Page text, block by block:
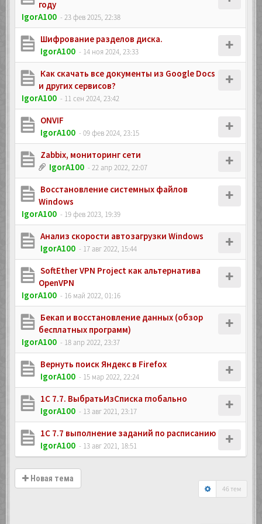
году
IgorA100 - 23 фев 2025, 22:38
Шифрование разделов диска.
IgorA100 - 14 ноя 2024, 23:33
Как скачать все документы из Google Docs
и других сервисов?
IgorA100 - 11 сен 2024, 23:42
ONVIF
IgorA100 - 09 фев 2024, 23:15
Zabbix, мониторинг сети
IgorA100 - 22 апр 2022, 22:07
Восстановление системных файлов
Windows
IgorA100 - 19 фев 2023, 19:39
Анализ скорости автозагрузки Windows
IgorA100 - 17 авг 2022, 15:44
SoftEther VPN Project как альтернатива
OpenVPN
IgorA100 - 16 май 2022, 01:16
Бекап и восстановление данных (обзор
бесплатных программ)
IgorA100 - 18 апр 2022, 23:37
Вернуть поиск Яндекс в Firefox
IgorA100 - 15 мар 2022, 22:24
1C 7.7. ВыбратьИзСписка глобально
IgorA100 - 13 авг 2021, 23:17
1C 7.7 выполнение заданий по расписанию
IgorA100 - 13 авг 2021, 18:51
Новая тема
46 тем